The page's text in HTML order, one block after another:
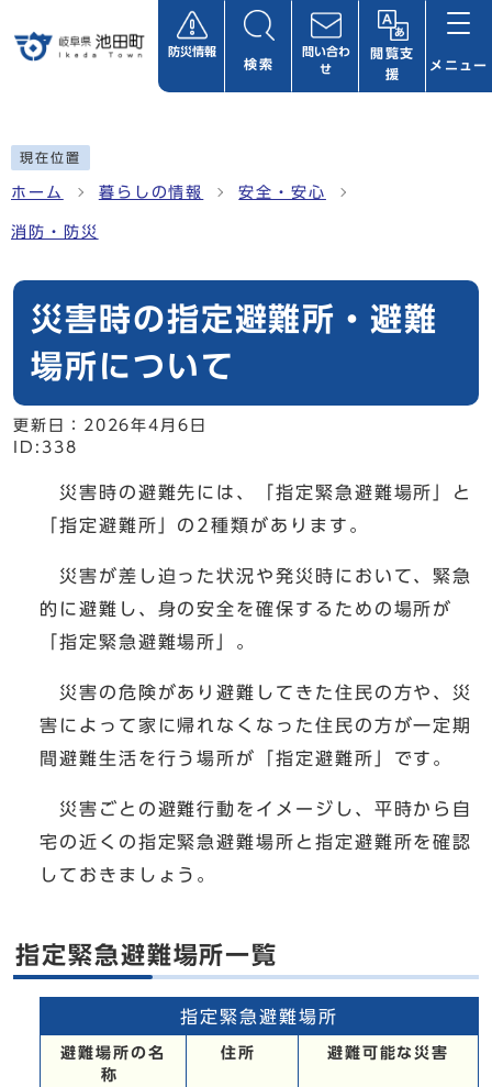
防災情報
検索
問い合わ
せ
閲覧支
援
メニュー
現在位置
ホーム 暮らしの情報 安全・安心
消防・防災
災害時の指定避難所・避難
場所について
更新日： 2026年4月6日
ID:338
災害時の避難先には、「指定緊急避難場所」と
「指定避難所」の2種類があります。
災害が差し迫った状況や発災時において、緊急
的に避難し、身の安全を確保するための場所が
「指定緊急避難場所」。
災害の危険があり避難してきた住民の方や、災
害によって家に帰れなくなった住民の方が一定期
間避難生活を行う場所が「指定避難所」です。
災害ごとの避難行動をイメージし、平時から自
宅の近くの指定緊急避難場所と指定避難所を確認
しておきましょう。
指定緊急避難場所一覧
指定緊急避難場所
避難場所の名
称
住所 避難可能な災害